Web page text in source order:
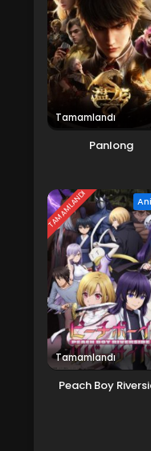
Tamamlandı
Panlong
TAMAMLANDI
Tamamlandı
Peach Boy